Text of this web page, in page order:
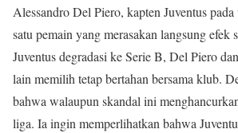
Alessandro Del Piero, kapten Juventus
satu pemain yang merasakan langsung efek
Juventus degradasi ke Serie B, Del Piero
lain memilih tetap bertahan bersama klub.
bahwa walaupun skandal ini
liga. Ia ingin memperlihatkan bahwa